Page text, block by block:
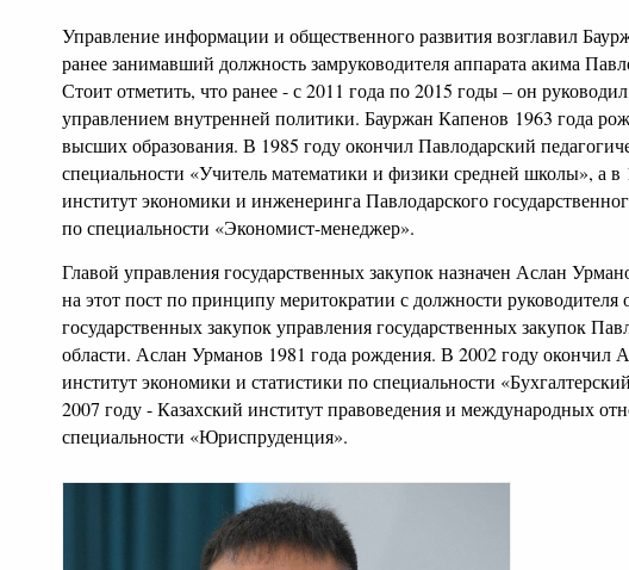
Управление информации и общественного развития возглавил
ранее занимавший должность замруководителя аппарата акима
Стоит отметить, что ранее - с 2011 года по 2015 годы – он
управлением внутренней политики. Бауржан Капенов 1963 года
высших образования. В 1985 году окончил Павлодарский
специальности «Учитель математики и физики средней школы», а в
институт экономики и инженеринга Павлодарского
по специальности «Экономист-менеджер».
Главой управления государственных закупок назначен Аслан
на этот пост по принципу меритократии с должности руководителя
государственных закупок управления государственных закупок
области. Аслан Урманов 1981 года рождения. В 2002 году окончил
институт экономики и статистики по специальности
2007 году - Казахский институт правоведения и международных
специальности «Юриспруденция».